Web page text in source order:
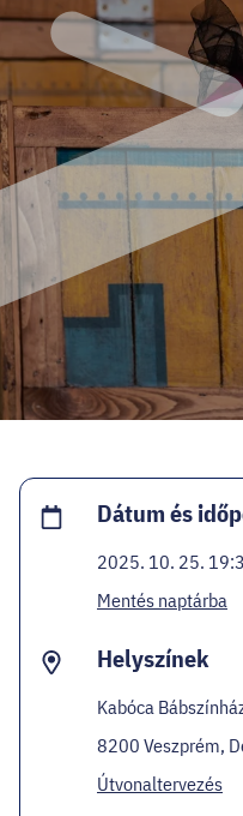
CODE - DIGITÁLIS
VÁRBÖRTÖN
HELLOVEB
KARRIER
Facebook InstagramYouTube
Dátum és
2025. 10. 25.
Mentés naptárba
Helyszínek
Kabóca
8200 Veszprém,
Útvonaltervezés